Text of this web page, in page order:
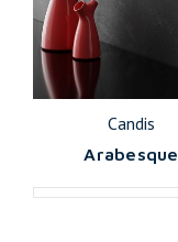
Candis
Arabesque